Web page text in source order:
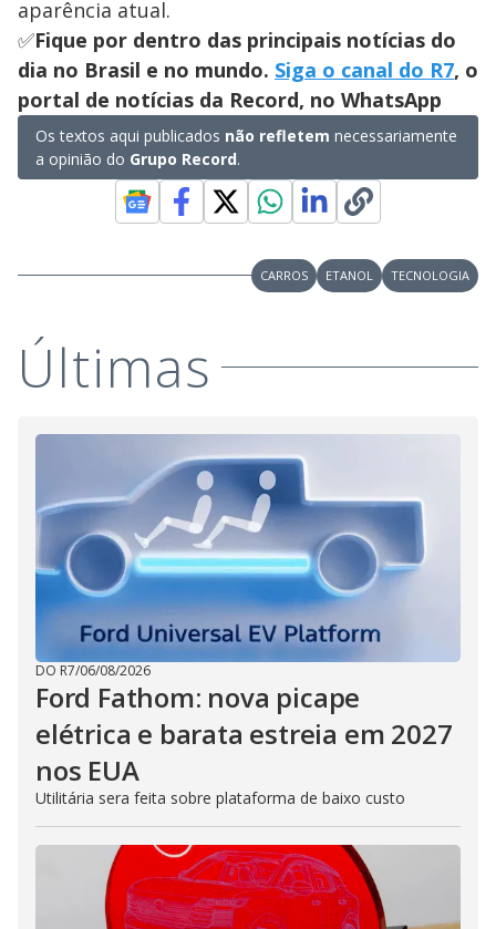
aparência atual.
✅Fique por dentro das principais notícias do
dia no Brasil e no mundo. Siga o canal do R7, o
portal de notícias da Record, no WhatsApp
Os textos aqui publicados não refletem necessariamente
a opinião do Grupo Record.
CARROS ETANOL TECNOLOGIA
Últimas
DO R7/06/08/2026
Ford Fathom: nova picape
elétrica e barata estreia em 2027
nos EUA
Utilitária sera feita sobre plataforma de baixo custo